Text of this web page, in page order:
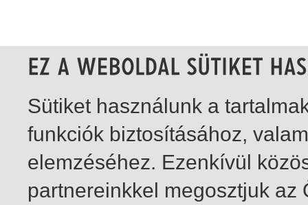
Sütiket használunk a
funkciók biztosításához,
elemzéséhez. Ezenkívül
partnereinkkel megosztjuk